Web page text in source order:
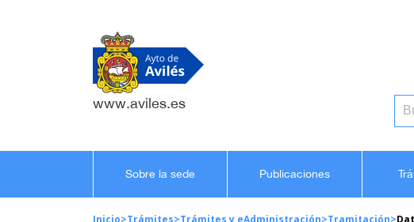
www.aviles.es
Sobre la sede Publicaciones
Inicio>Trámites>Trámites y eAdministración>Tramitación>